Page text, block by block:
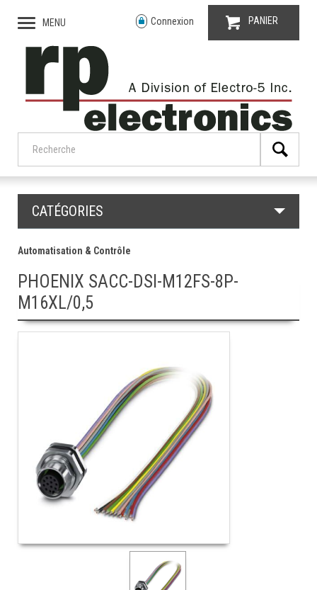
MENU Connexion PANIER
CATÉGORIES
Automatisation & Contrôle
PHOENIX SACC-DSI-M12FS-8P-
M16XL/0,5